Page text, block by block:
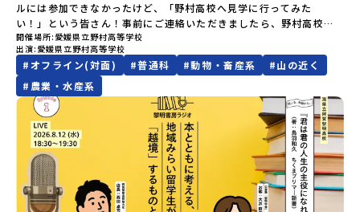
悠所在地：〒690-0842 島根県松江市東本町二丁目25-6 みらい
BASE2階公式HP：http://c-platform.or.jp/お問い合わせ先担
当：小川・小原E-mail：info@miratabi.jp「おためし地域留学体
験」のプログラム開催情報を公式LINEにて配信中！ぜひご登録くだ
さい♪地域みらい留学公式LINE
けど大丈夫？」「どんな体験ができるの？」そんな保護者様の不安
や、中学生のみなさんの素朴な疑問にスタッフが直接お答えしま
す。チャットでの質問も可能ですので、ぜひご自宅からリラックス
してご参加ください。▼お申し込み前に必ずご確認ください・参加
規約への同意プログラムへの参加申し込みいただく前に、「お申し
込みに関する各規約」への同意が必須となります。ご確認くださ
い。・抽選による参加者決定についてお申込みいただいた方の中か
ら抽選の上、締め切り日から1週間を目途に、お申し込み時に記入い
ただいたメールアドレス宛に「当選／落選メール」をお送りいたし
ます。当選者は、メールに記載された「当選確認フォーム」に３日
以内に回答いただき、確認フォームの提出をもって参加確定とさせ
ていただきます。当選確認フォームの期日までにご回答いただけな
い場合は、当選を取り消しとさせていただきます。当選取り消しが
し込み多数の場合は抽選の上決定）【参加者決定】お申し込み多数
の場合は、締め切り後1週間を目途に当落結果をご連絡いたします。
【申し込み受付期間】6月8日(月)12：00 から 6月22日(月) 12：00
まで疑問も不安もワクワクに変える！「おためし地域留学」ステッ
プアップ説明会プログラムの内容を詳しく知りたい方や、お申し込
みを迷われている方向けにZoomでのオンライン配信を行います。
知りたい情報のレベルに合わせて、以下の2つのステップをご活用く
ださい。【STEP 1】全体オンライン説明会（アーカイブ動画を公開
中！）〜まずは「おためし地域留学」を知りたい方へ〜日本全国20
以上の地域から選んで参加できる「おためし地域留学」の全体像や
魅力について、説明会を開催しました。中学生一人での参加にあた
り、保護者様が特に気になる「安全面」や「事務局のサポート体
制」についても詳しく解説しています。ぜひ、ご自宅からお気軽に
ルには参加できなかったけど、「野村高校へ見学に行ってみた
い！」という皆さん！事前にご連絡いただきましたら、野村高校を
ご案内いたします！（女子シェアハウスについては生徒不在の場合
は見学できません）愛媛県では補助金を交付する制度もあります。
ぜひ、お待ちしています！もちろん、電話やオンラインでも対応い
たします。お気軽にご連絡ください！
開催場所 愛媛県立野村高等学校
出演 愛媛県立野村高等学校
#オフライン(対面) #普通科 #動物・畜産系 #山の近く
# 農業・水産系